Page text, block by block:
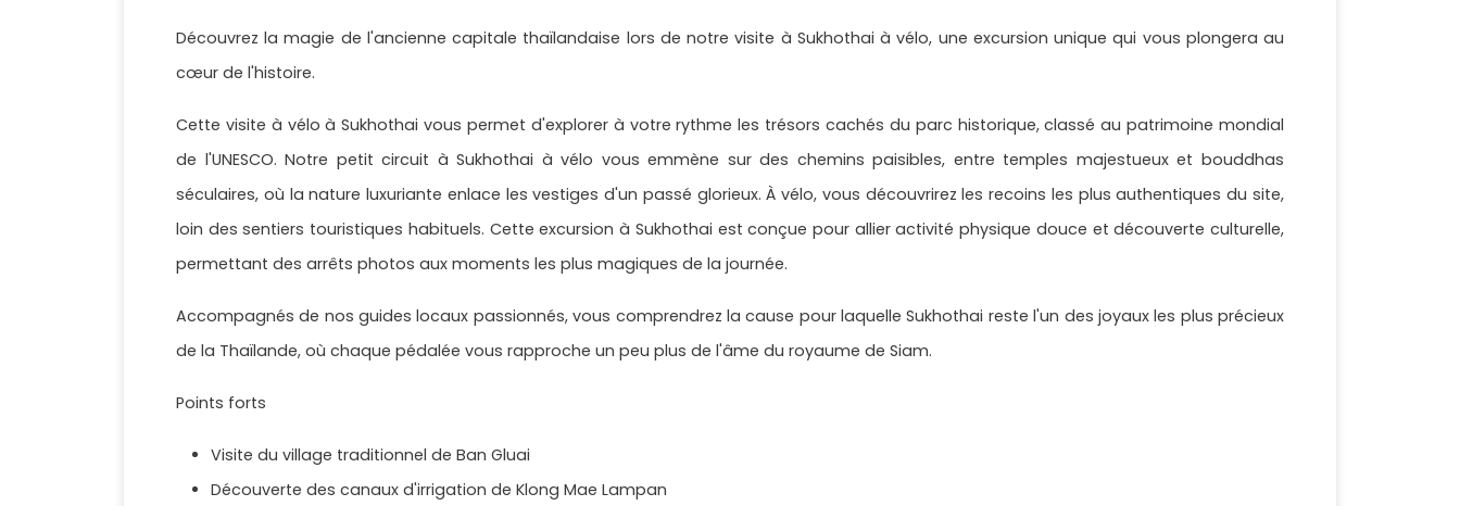
Découvrez la magie de l'ancienne capitale thaïlandaise lors de notre visite à Sukhothai à vélo, une excursion unique qui vous plongera au
cœur de l'histoire.
Cette visite à vélo à Sukhothai vous permet d'explorer à votre rythme les trésors cachés du parc historique, classé au patrimoine mondial
de l'UNESCO. Notre petit circuit à Sukhothai à vélo vous emmène sur des chemins paisibles, entre temples majestueux et bouddhas
séculaires, où la nature luxuriante enlace les vestiges d'un passé glorieux. À vélo, vous découvrirez les recoins les plus authentiques du site,
loin des sentiers touristiques habituels. Cette excursion à Sukhothai est conçue pour allier activité physique douce et découverte culturelle,
permettant des arrêts photos aux moments les plus magiques de la journée.
Accompagnés de nos guides locaux passionnés, vous comprendrez la cause pour laquelle Sukhothai reste l'un des joyaux les plus précieux
de la Thaïlande, où chaque pédalée vous rapproche un peu plus de l'âme du royaume de Siam.
Points forts
Visite du village traditionnel de Ban Gluai
Découverte des canaux d'irrigation de Klong Mae Lampan